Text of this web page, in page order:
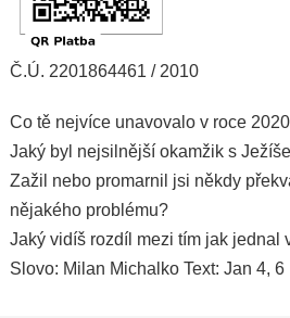
Č.Ú. 2201864461 / 2010
Co tě nejvíce unavovalo v roce
Jaký byl nejsilnější okamžik s
Zažil nebo promarnil jsi někdy
nějakého problému?
Jaký vidíš rozdíl mezi tím jak jednal
Slovo: Milan Michalko Text: Jan 4, 6